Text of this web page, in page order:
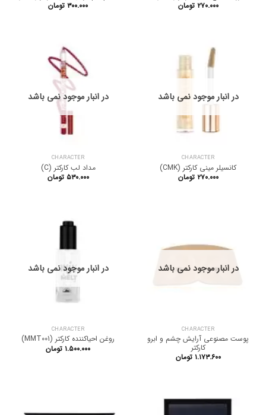
۲۷۰.۰۰۰ تومان
۳۰۰.۰۰۰ تومان
در انبار موجود نمی باشد
CHARACTER
کانسیلر مینی کارکتر (CMK)
۲۷۰.۰۰۰ تومان
در انبار موجود نمی باشد
CHARACTER
مداد لب کارکتر (C)
۵۳۰.۰۰۰ تومان
در انبار موجود نمی باشد
CHARACTER
پوست مصنوعی آرایش چشم و ابرو
کارکتر
۱.۱۷۳.۶۰۰ تومان
در انبار موجود نمی باشد
CHARACTER
روغن احیاکننده کارکتر (MMT001)
۱.۵۰۰.۰۰۰ تومان